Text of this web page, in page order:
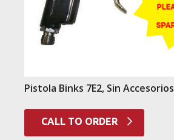
Pistola Binks 7E2, Sin Accesorios
CALL TO ORDER